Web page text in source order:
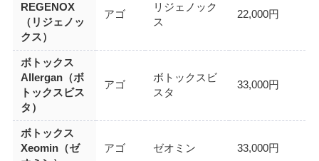
REGENOX
（リジェノッ
クス）
アゴ
リジェノック
ス
22,000円
ボトックス
Allergan（ボ
トックスビス
タ）
アゴ
ボトックスビ
スタ
33,000円
ボトックス
Xeomin（ゼ
アゴ ゼオミン 33,000円